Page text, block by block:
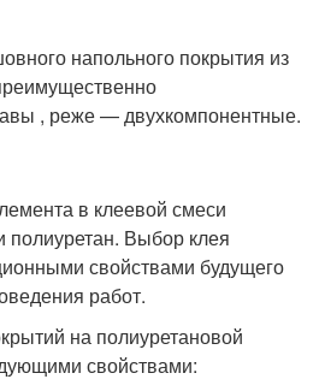
напольного покрытия из
, реже — двухкомпонентные.
в клеевой смеси
полиуретан. Выбор клея
свойствами будущего
работ.
на полиуретановой
свойствами: